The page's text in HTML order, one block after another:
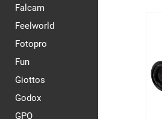
Falcam
Feelworld
Fotopro
Fun
Giottos
Godox
GPO